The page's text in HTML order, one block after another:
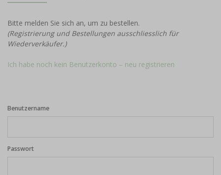
Bitte melden Sie sich an, um zu bestellen.
(Registrierung und Bestellungen ausschliesslich für
Wiederverkäufer.)
Ich habe noch kein Benutzerkonto – neu registrieren
Benutzername
Passwort